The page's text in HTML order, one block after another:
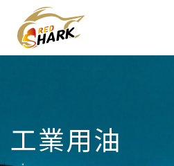
links
content
工業用油